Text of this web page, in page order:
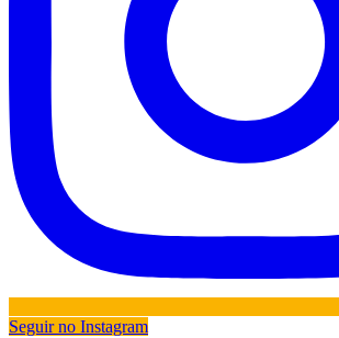
Seguir no Instagram